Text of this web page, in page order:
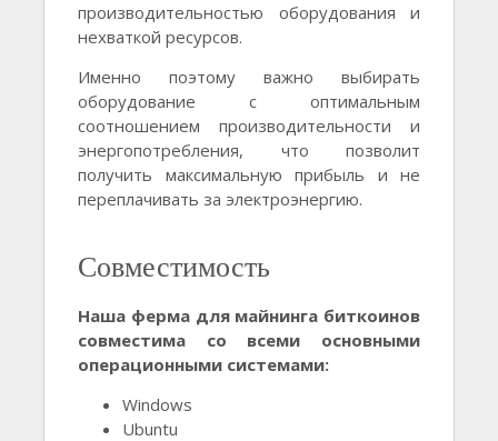
производительностью оборудования и
нехваткой ресурсов.
Именно поэтому важно выбирать
оборудование с оптимальным
соотношением производительности и
энергопотребления, что позволит
получить максимальную прибыль и не
переплачивать за электроэнергию.
Совместимость
Наша ферма для майнинга биткоинов
совместима со всеми основными
операционными системами:
Windows
Ubuntu